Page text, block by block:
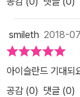
smileth 2018-
아이슬란드 기대되
공감 (0) 댓글 (0)